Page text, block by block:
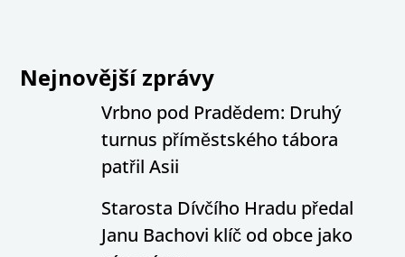
Nejnovější zprávy
Vrbno pod Pradědem: Druhý
turnus příměstského tábora
patřil Asii
Starosta Dívčího Hradu předal
Janu Bachovi klíč od obce jako